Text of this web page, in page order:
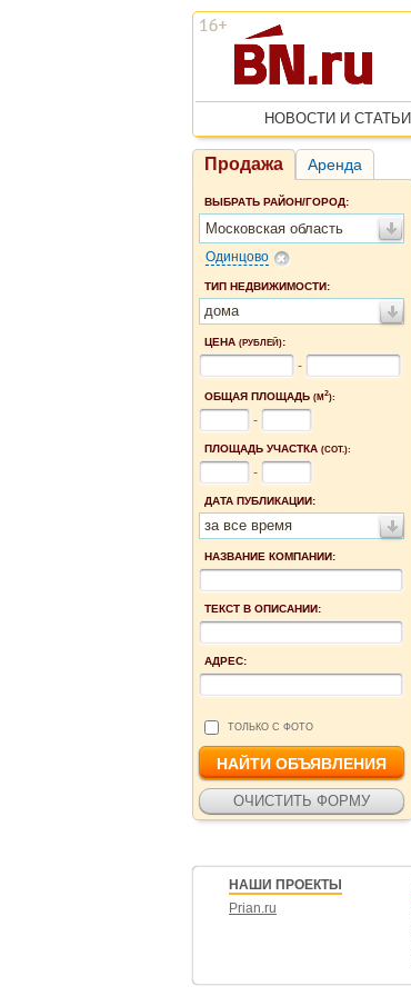
НОВОСТИ И СТАТЬИ
Продажа Аренда
ВЫБРАТЬ РАЙОН/ГОРОД:
Московская область
Одинцово
ТИП НЕДВИЖИМОСТИ:
дома
ЦЕНА (РУБЛЕЙ):
-
ОБЩАЯ ПЛОЩАДЬ (М2):
-
ПЛОЩАДЬ УЧАСТКА (СОТ.):
-
ДАТА ПУБЛИКАЦИИ:
за все время
НАЗВАНИЕ КОМПАНИИ:
ТЕКСТ В ОПИСАНИИ:
АДРЕС:
ТОЛЬКО С ФОТО
НАШИ ПРОЕКТЫ
Prian.ru